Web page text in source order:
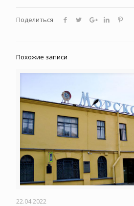
Поделиться
Похожие записи
22.04.2022